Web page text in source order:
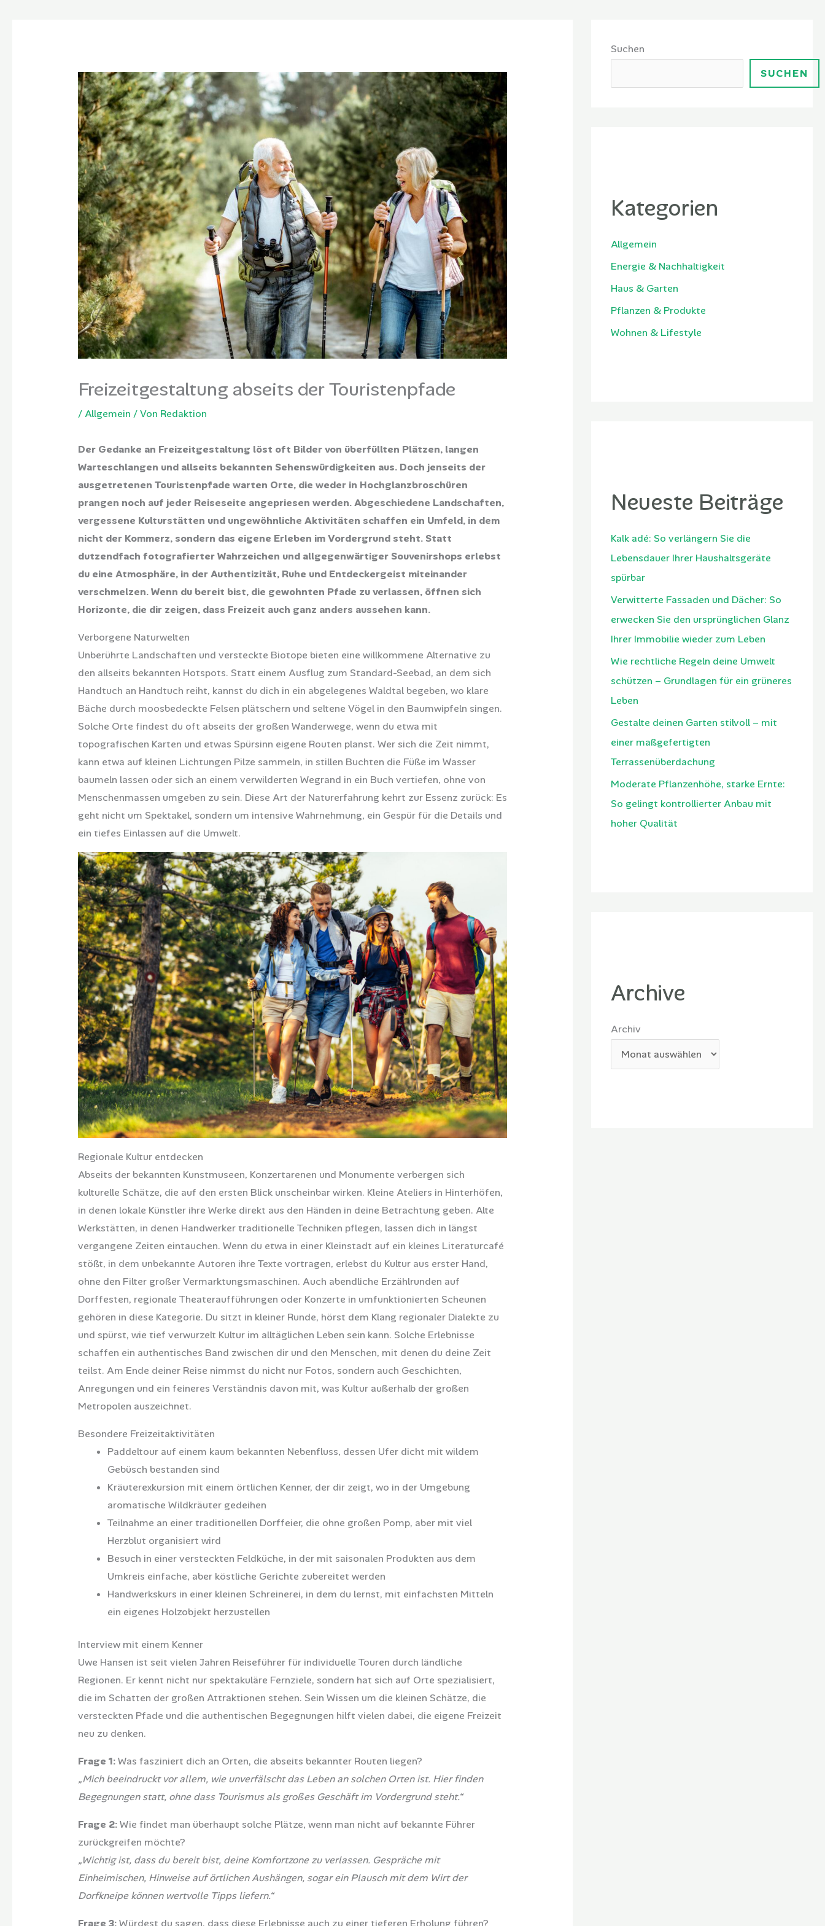
Freizeitgestaltung abseits der Touristenpfade
/Allgemein / Von Redaktion
Der Gedanke an Freizeitgestaltung löst oft Bilder von überfüllten Plätzen, langen
Warteschlangen und allseits bekannten Sehenswürdigkeiten aus. Doch jenseits der
ausgetretenen Touristenpfade warten Orte, die weder in Hochglanzbroschüren
prangen noch auf jeder Reiseseite angepriesen werden. Abgeschiedene Landschaften,
vergessene Kulturstätten und ungewöhnliche Aktivitäten schaffen ein Umfeld, in dem
nicht der Kommerz, sondern das eigene Erleben im Vordergrund steht. Statt
dutzendfach fotografierter Wahrzeichen und allgegenwärtiger Souvenirshops erlebst
du eine Atmosphäre, in der Authentizität, Ruhe und Entdeckergeist miteinander
verschmelzen. Wenn du bereit bist, die gewohnten Pfade zu verlassen, öffnen sich
Horizonte, die dir zeigen, dass Freizeit auch ganz anders aussehen kann.
Verborgene Naturwelten
Unberührte Landschaften und versteckte Biotope bieten eine willkommene Alternative zu
den allseits bekannten Hotspots. Statt einem Ausflug zum Standard-Seebad, an dem sich
Handtuch an Handtuch reiht, kannst du dich in ein abgelegenes Waldtal begeben, wo klare
Bäche durch moosbedeckte Felsen plätschern und seltene Vögel in den Baumwipfeln singen.
Solche Orte findest du oft abseits der großen Wanderwege, wenn du etwa mit
topografischen Karten und etwas Spürsinn eigene Routen planst. Wer sich die Zeit nimmt,
kann etwa auf kleinen Lichtungen Pilze sammeln, in stillen Buchten die Füße im Wasser
baumeln lassen oder sich an einem verwilderten Wegrand in ein Buch vertiefen, ohne von
Menschenmassen umgeben zu sein. Diese Art der Naturerfahrung kehrt zur Essenz zurück: Es
geht nicht um Spektakel, sondern um intensive Wahrnehmung, ein Gespür für die Details und
ein tiefes Einlassen auf die Umwelt.
Regionale Kultur entdecken
Abseits der bekannten Kunstmuseen, Konzertarenen und Monumente verbergen sich
kulturelle Schätze, die auf den ersten Blick unscheinbar wirken. Kleine Ateliers in Hinterhöfen,
in denen lokale Künstler ihre Werke direkt aus den Händen in deine Betrachtung geben. Alte
Werkstätten, in denen Handwerker traditionelle Techniken pflegen, lassen dich in längst
vergangene Zeiten eintauchen. Wenn du etwa in einer Kleinstadt auf ein kleines Literaturcafé
stößt, in dem unbekannte Autoren ihre Texte vortragen, erlebst du Kultur aus erster Hand,
ohne den Filter großer Vermarktungsmaschinen. Auch abendliche Erzählrunden auf
Dorffesten, regionale Theateraufführungen oder Konzerte in umfunktionierten Scheunen
gehören in diese Kategorie. Du sitzt in kleiner Runde, hörst dem Klang regionaler Dialekte zu
und spürst, wie tief verwurzelt Kultur im alltäglichen Leben sein kann. Solche Erlebnisse
schaffen ein authentisches Band zwischen dir und den Menschen, mit denen du deine Zeit
teilst. Am Ende deiner Reise nimmst du nicht nur Fotos, sondern auch Geschichten,
Anregungen und ein feineres Verständnis davon mit, was Kultur außerhalb der großen
Metropolen auszeichnet.
Besondere Freizeitaktivitäten
Paddeltour auf einem kaum bekannten Nebenfluss, dessen Ufer dicht mit wildem
Gebüsch bestanden sind
Kräuterexkursion mit einem örtlichen Kenner, der dir zeigt, wo in der Umgebung
aromatische Wildkräuter gedeihen
Teilnahme an einer traditionellen Dorffeier, die ohne großen Pomp, aber mit viel
Herzblut organisiert wird
Besuch in einer versteckten Feldküche, in der mit saisonalen Produkten aus dem
Umkreis einfache, aber köstliche Gerichte zubereitet werden
Handwerkskurs in einer kleinen Schreinerei, in dem du lernst, mit einfachsten Mitteln
ein eigenes Holzobjekt herzustellen
Interview mit einem Kenner
Uwe Hansen ist seit vielen Jahren Reiseführer für individuelle Touren durch ländliche
Regionen. Er kennt nicht nur spektakuläre Fernziele, sondern hat sich auf Orte spezialisiert,
die im Schatten der großen Attraktionen stehen. Sein Wissen um die kleinen Schätze, die
versteckten Pfade und die authentischen Begegnungen hilft vielen dabei, die eigene Freizeit
neu zu denken.
Frage 1:Was fasziniert dich an Orten, die abseits bekannter Routen liegen?
„Mich beeindruckt vor allem, wie unverfälscht das Leben an solchen Orten ist. Hier finden
Begegnungen statt, ohne dass Tourismus als großes Geschäft im Vordergrund steht.“
Frage 2:Wie findet man überhaupt solche Plätze, wenn man nicht auf bekannte Führer
zurückgreifen möchte?
„Wichtig ist, dass du bereit bist, deine Komfortzone zu verlassen. Gespräche mit
Einheimischen, Hinweise auf örtlichen Aushängen, sogar ein Plausch mit dem Wirt der
Dorfkneipe können wertvolle Tipps liefern.“
Frage 3:Würdest du sagen, dass diese Erlebnisse auch zu einer tieferen Erholung führen?
Suchen
SUCHEN
Kategorien
Allgemein
Energie & Nachhaltigkeit
Haus & Garten
Pflanzen & Produkte
Wohnen & Lifestyle
Neueste Beiträge
Kalk adé: So verlängern Sie die
Lebensdauer Ihrer Haushaltsgeräte
spürbar
Verwitterte Fassaden und Dächer: So
erwecken Sie den ursprünglichen Glanz
Ihrer Immobilie wieder zum Leben
Wie rechtliche Regeln deine Umwelt
schützen – Grundlagen für ein grüneres
Leben
Gestalte deinen Garten stilvoll – mit
einer maßgefertigten
Terrassenüberdachung
Moderate Pflanzenhöhe, starke Ernte:
So gelingt kontrollierter Anbau mit
hoher Qualität
Archive
Archiv